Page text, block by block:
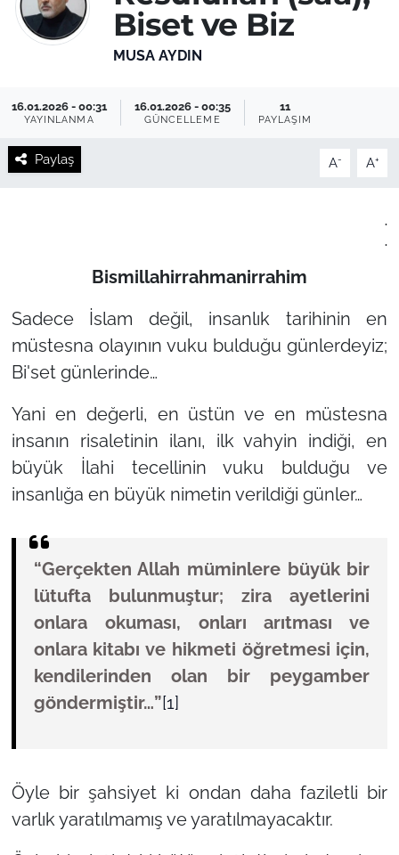
Biset ve Biz
MUSA AYDIN
16.01.2026 - 00:31
YAYINLANMA
16.01.2026 - 00:35
GÜNCELLEME
11
PAYLAŞIM
Paylaş A- A+
.
.
Bismillahirrahmanirrahim
Sadece İslam değil, insanlık tarihinin en
müstesna olayının vuku bulduğu günlerdeyiz;
Bi'set günlerinde…
Yani en değerli, en üstün ve en müstesna
insanın risaletinin ilanı, ilk vahyin indiği, en
büyük İlahi tecellinin vuku bulduğu ve
insanlığa en büyük nimetin verildiği günler…
“Gerçekten Allah müminlere büyük bir
lütufta bulunmuştur; zira ayetlerini
onlara okuması, onları arıtması ve
onlara kitabı ve hikmeti öğretmesi için,
kendilerinden olan bir peygamber
göndermiştir…”[1]
Öyle bir şahsiyet ki ondan daha faziletli bir
varlık yaratılmamış ve yaratılmayacaktır.